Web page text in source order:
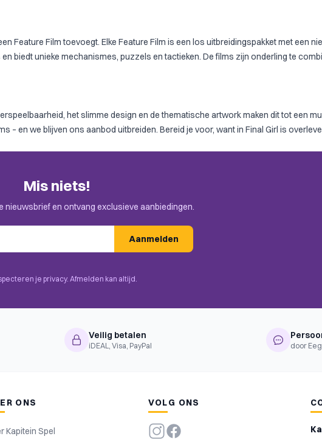
Feature Film toevoegt. Elke Feature Film is een los uitbreidingspakket met een
biedt unieke mechanismes, puzzels en tactieken. De films zijn onderling te
het slimme design en de thematische artwork maken dit tot een
– en we blijven ons aanbod uitbreiden. Bereid je voor, want in Final Girl is
Mis niets!
nieuwsbrief en ontvang exclusieve aanbiedingen.
Aanmelden
je privacy. Afmelden kan altijd.
Veilig betalen
iDEAL, Visa, PayPal door
ONS
Kapitein Spel
VOLG ONS